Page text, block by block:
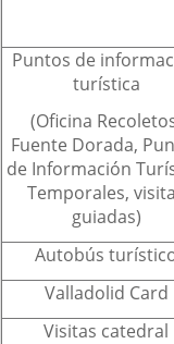
Puntos de
turística
(Oficina
Fuente Dorada,
de Información
Temporales,
guiadas)
Autobús
Valladolid Card
Visitas catedral